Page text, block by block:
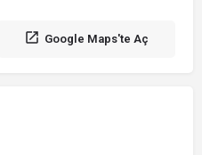
Google Maps'te Aç